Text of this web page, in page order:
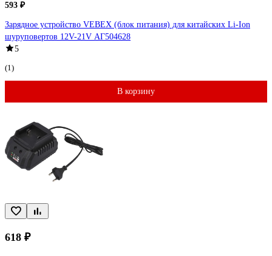
593 ₽
Зарядное устройство VEBEX (блок питания) для китайских Li-Ion
шуруповертов 12V-21V АГ504628
5
(1)
В корзину
618 ₽